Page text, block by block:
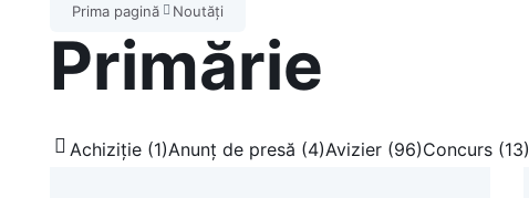
Prima pagină Noutăți
Primărie
Achiziție (1)Anunț de presă (4)Avizier (96)Concurs (13)